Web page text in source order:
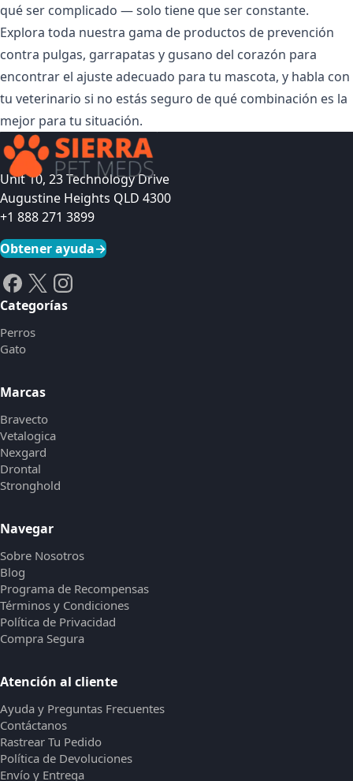
qué ser complicado — solo tiene que ser constante.
Explora toda nuestra gama de productos de prevención
contra pulgas, garrapatas y gusano del corazón para
encontrar el ajuste adecuado para tu mascota, y habla con
tu veterinario si no estás seguro de qué combinación es la
mejor para tu situación.
Unit 10, 23 Technology Drive
Augustine Heights QLD 4300
+1 888 271 3899
Obtener ayuda→
Categorías
Perros
Gato
Marcas
Bravecto
Vetalogica
Nexgard
Drontal
Stronghold
Navegar
Sobre Nosotros
Blog
Programa de Recompensas
Términos y Condiciones
Política de Privacidad
Compra Segura
Atención al cliente
Ayuda y Preguntas Frecuentes
Contáctanos
Rastrear Tu Pedido
Política de Devoluciones
Envío y Entrega